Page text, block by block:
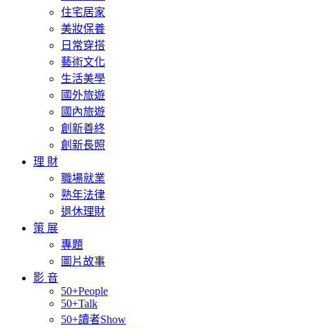
住宅居家
美妝保養
日常穿搭
藝術文化
生活美學
國外旅遊
國內旅遊
創新善終
創新長照
理 財
職場就業
熟年法律
退休理財
策 展
專題
圖片故事
影 音
50+People
50+Talk
50+讀者Show